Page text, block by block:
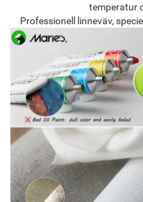
temperatur
Professionell linneväv,